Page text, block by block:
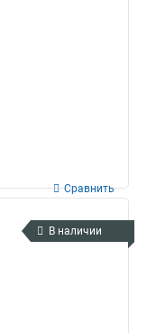
Сравнить
В наличии